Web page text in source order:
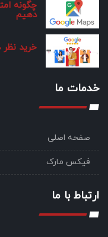
چگونه
دهیم
خرید
خدمات ما
صفحه اصلی
فیکس مارک
ارتباط با ما